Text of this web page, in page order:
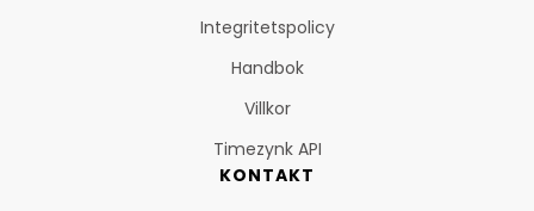
Integritetspolicy
Handbok
Villkor
Timezynk API
KONTAKT